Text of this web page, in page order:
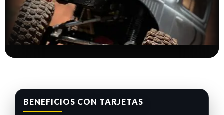
BENEFICIOS CON TARJETAS